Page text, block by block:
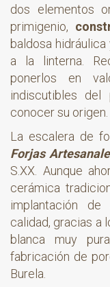
dos elementos
primigenio,
baldosa
a la linterna.
ponerlos en
indiscutibles
conocer su origen.
La escalera de
Forjas
S.XX. Aunque
cerámica
implantación
calidad, gracias a
blanca muy
fabricación de
Burela.